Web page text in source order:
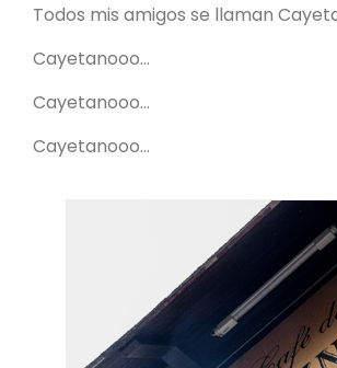
Todos mis amigos se llaman
Cayetanooo...
Cayetanooo...
Cayetanooo...